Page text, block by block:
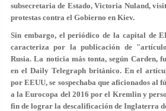
subsecretaria de Estado, Victoria Nuland,
protestas contra el Gobierno en Kiev.
Sin embargo, el periódico de la capital de
caracteriza por la publicación de
Rusia. La noticia más tonta, según Carden,
en el Daily Telegraph británico. En el
por EEUU, se sospechaba que aficionados al
a la Eurocopa del 2016 por el Kremlin y
fin de lograr la descalificación de Inglaterra